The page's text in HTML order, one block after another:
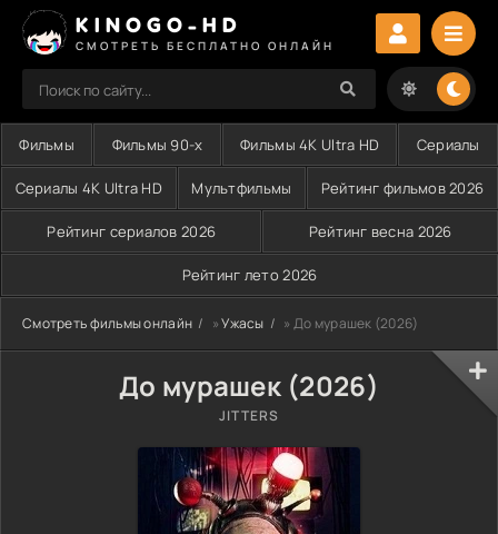
KINOGO-HD
СМОТРЕТЬ БЕСПЛАТНО ОНЛАЙН
Фильмы Фильмы 90-х Фильмы 4K Ultra HD Сериалы
Сериалы 4K Ultra HD Мультфильмы Рейтинг фильмов 2026
Рейтинг сериалов 2026 Рейтинг весна 2026
Рейтинг лето 2026
Смотреть фильмы онлайн »Ужасы » До мурашек (2026)
До мурашек (2026)
JITTERS